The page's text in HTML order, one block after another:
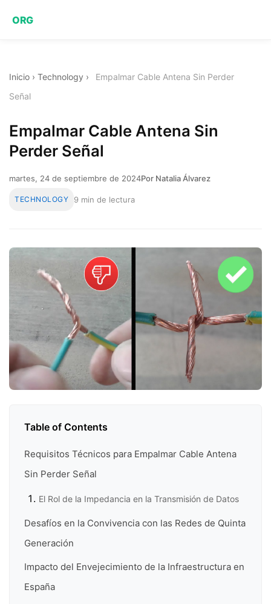
ORG
Inicio › Technology ›
Empalmar Cable Antena Sin Perder
Señal
Empalmar Cable Antena Sin
Perder Señal
martes, 24 de septiembre de 2024Por Natalia Álvarez
TECHNOLOGY 9 min de lectura
Table of Contents
Requisitos Técnicos para Empalmar Cable Antena
Sin Perder Señal
El Rol de la Impedancia en la Transmisión de Datos
Desafíos en la Convivencia con las Redes de Quinta
Generación
Impacto del Envejecimiento de la Infraestructura en
España